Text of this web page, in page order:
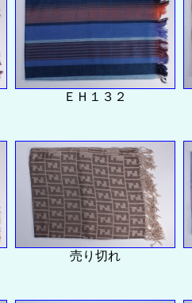
ＥＨ１３２
売り切れ